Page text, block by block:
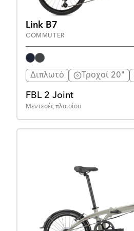
Link B7
COMMUTER
Διπλωτό Τροχοί 20"
FBL 2 Joint
Μεντεσές πλαισίου